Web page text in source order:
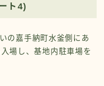
ト4)
の嘉手納町水釜側にあ
場し、基地内駐車場を